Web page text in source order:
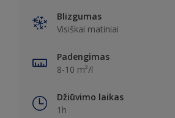
Blizgumas
Visiškai matiniai
Padengimas
8-10 m²/l
Džiūvimo laikas
1h